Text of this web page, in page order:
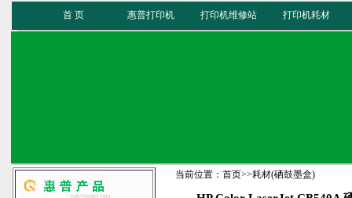
首 页 惠普打印机 打印机维修站 打印机耗材
当前位置： 首页>>耗材(硒鼓墨盒)